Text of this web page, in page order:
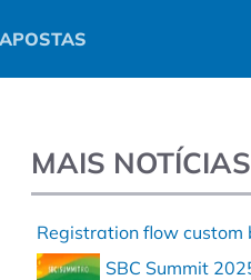
APOSTAS
MAIS NOTÍCIAS
Registration flow custom
SBC Summit